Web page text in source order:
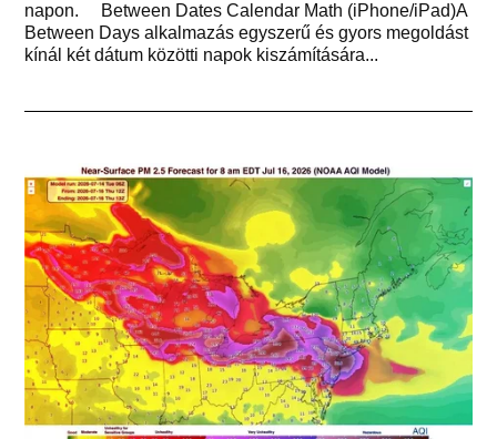
napon. Between Dates Calendar Math (iPhone/iPad)A
Between Days alkalmazás egyszerű és gyors megoldást
kínál két dátum közötti napok kiszámítására...